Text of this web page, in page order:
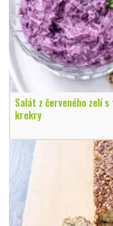
Salát z červeného zelí
krekry